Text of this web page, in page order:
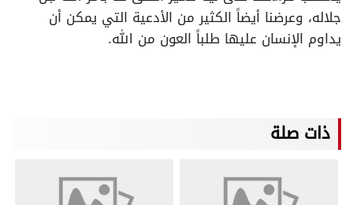
جلاله، وعرضنا أيضاً الكثير من الأدعية التي يمكن أن
يداوم الإنسان عليها طلباً العون من الله.
ذات صلة